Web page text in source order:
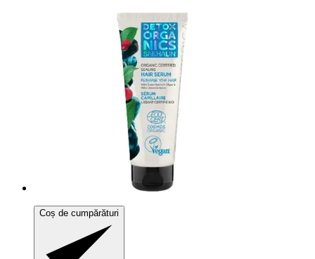
Coș de cumpărături